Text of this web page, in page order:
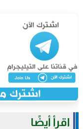
اقرأ أيضًا